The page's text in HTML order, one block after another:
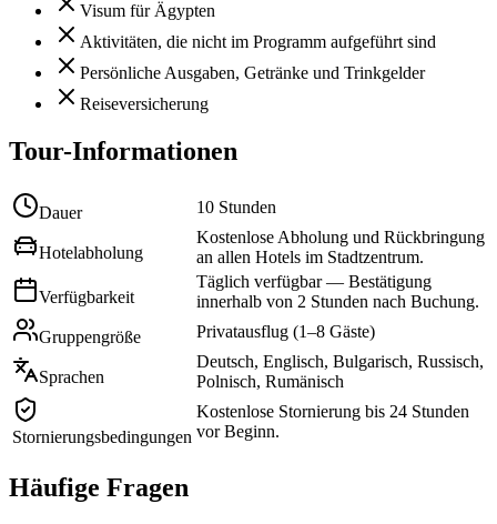
Visum für Ägypten
Aktivitäten, die nicht im Programm aufgeführt sind
Persönliche Ausgaben, Getränke und Trinkgelder
Reiseversicherung
Tour-Informationen
Dauer 10 Stunden
Hotelabholung
Kostenlose Abholung und Rückbringung
an allen Hotels im Stadtzentrum.
Verfügbarkeit
Täglich verfügbar — Bestätigung
innerhalb von 2 Stunden nach Buchung.
Gruppengröße
Privatausflug (1–8 Gäste)
Sprachen
Deutsch, Englisch, Bulgarisch, Russisch,
Polnisch, Rumänisch
Stornierungsbedingungen
Kostenlose Stornierung bis 24 Stunden
vor Beginn.
Häufige Fragen